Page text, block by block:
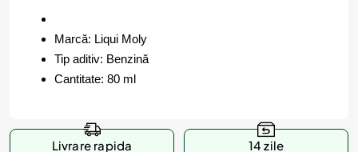
Marcă: Liqui Moly
Tip aditiv: Benzină
Cantitate: 80 ml
Livrare rapida 14 zile